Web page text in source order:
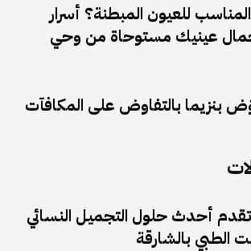
للعيون المبطنة؟ أسرار
جمال عينيك مستوحاة من وحي
بنزيما بالتفاوض على المكافآت
أحدث حلول التجميل النسائي
الطبي بالشارقة